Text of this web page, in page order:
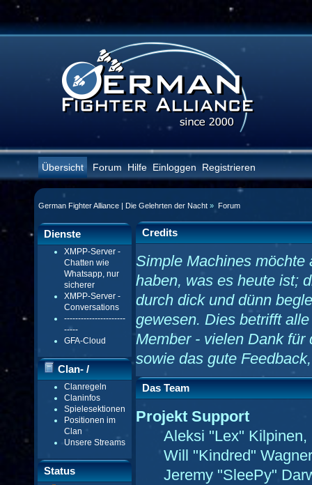
Übersicht Forum Hilfe Einloggen Registrieren
German Fighter Alliance | Die Gelehrten der Nacht » Forum
Dienste
XMPP-Server -
Chatten wie
Whatsapp, nur
sicherer
XMPP-Server -
Conversations
----------------------
-----
GFA-Cloud
Clan- /
Gildenmenü
Clanregeln
Claninfos
Spielesektionen
Positionen im
Clan
Unsere Streams
Status
Credits
Simple Machines möchte
haben, was es heute ist;
durch dick und dünn
gewesen. Dies betrifft
Member - vielen Dank
sowie das gute
Das Team
Projekt Support
Aleksi "Lex"
Will "Kindred"
Jeremy "SleePy"